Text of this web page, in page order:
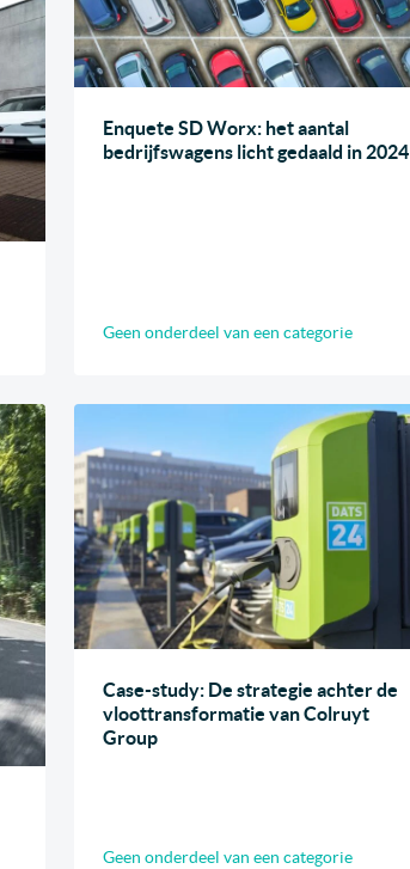
Enquete SD Worx: het aantal
bedrijfswagens licht gedaald in 2024
Geen onderdeel van een categorie
Case-study: De strategie achter de
vloottransformatie van Colruyt
Group
Geen onderdeel van een categorie